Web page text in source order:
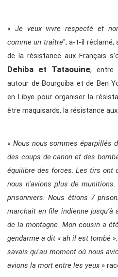
« Je veux vivre respecté et
comme un traître", a-t-il réclamé,
de la résistance aux Français
Dehiba et Tataouine, entre
autour de Bourguiba et de Ben
en Libye pour organiser la
être maquisards, la résistance
« Nous nous sommes éparpillés
des coups de canon et des
équilibre des forces. Les tirs ont
nous n'avions plus de
prisonniers. Nous étions 7
marchait en file indienne
de la montagne. Mon cousin a
gendarme a dit « ah il est tombé
savais qu'au moment où nous
avions la mort entre les yeux »